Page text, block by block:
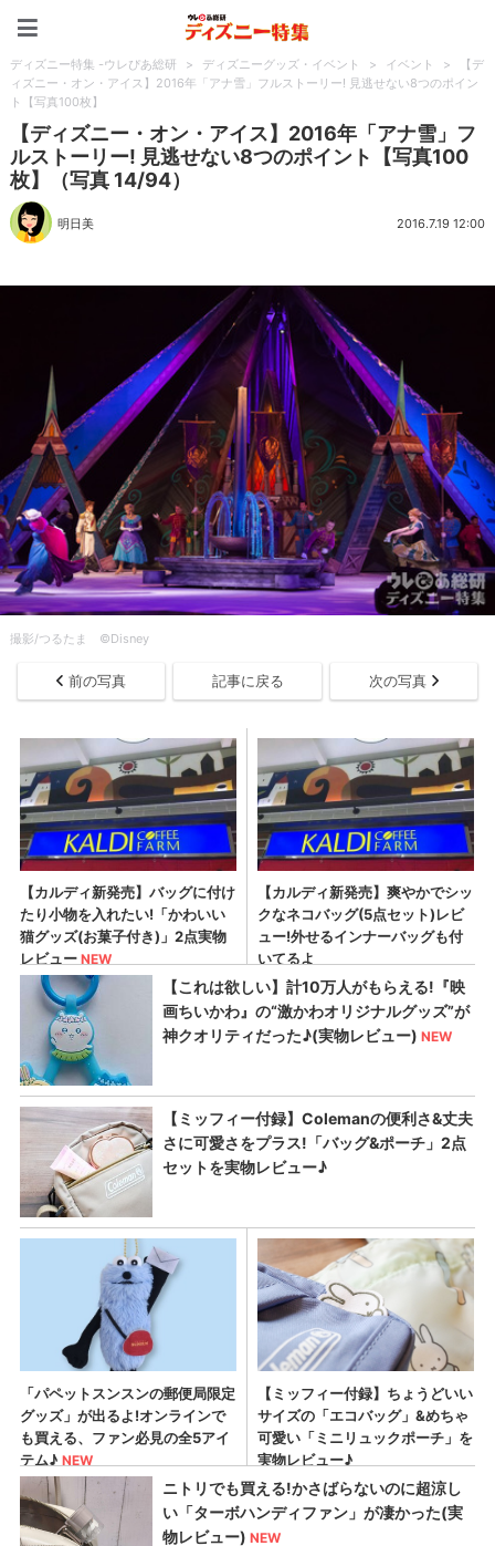
ディズニー特集 -ウレぴあ総研 > ディズニーグッズ・イベント > イベント >
【デ
ィズニー・オン・アイス】2016年「アナ雪」フルストーリー! 見逃せない8つのポイン
ト【写真100枚】
【ディズニー・オン・アイス】2016年「アナ雪」フ
ルストーリー! 見逃せない8つのポイント【写真100
枚】（写真 14/94）
明日美 2016.7.19 12:00
撮影/つるたま ©Disney
前の写真 記事に戻る 次の写真